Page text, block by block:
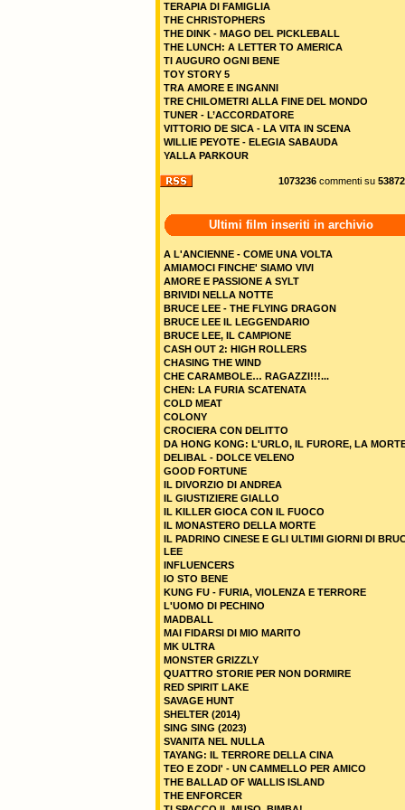
TERAPIA DI FAMIGLIA
THE CHRISTOPHERS
THE DINK - MAGO DEL PICKLEBALL
THE LUNCH: A LETTER TO AMERICA
TI AUGURO OGNI BENE
TOY STORY 5
TRA AMORE E INGANNI
TRE CHILOMETRI ALLA FINE DEL MONDO
TUNER - L’ACCORDATORE
VITTORIO DE SICA - LA VITA IN SCENA
WILLIE PEYOTE - ELEGIA SABAUDA
YALLA PARKOUR
1073236 commenti su 53872
Ultimi film inseriti in archivio
A L'ANCIENNE - COME UNA VOLTA
AMIAMOCI FINCHE' SIAMO VIVI
AMORE E PASSIONE A SYLT
BRIVIDI NELLA NOTTE
BRUCE LEE - THE FLYING DRAGON
BRUCE LEE IL LEGGENDARIO
BRUCE LEE, IL CAMPIONE
CASH OUT 2: HIGH ROLLERS
CHASING THE WIND
CHE CARAMBOLE… RAGAZZI!!!...
CHEN: LA FURIA SCATENATA
COLD MEAT
COLONY
CROCIERA CON DELITTO
DA HONG KONG: L'URLO, IL FURORE, LA
DELIBAL - DOLCE VELENO
GOOD FORTUNE
IL DIVORZIO DI ANDREA
IL GIUSTIZIERE GIALLO
IL KILLER GIOCA CON IL FUOCO
IL MONASTERO DELLA MORTE
IL PADRINO CINESE E GLI ULTIMI GIORNI DI
LEE
INFLUENCERS
IO STO BENE
KUNG FU - FURIA, VIOLENZA E TERRORE
L'UOMO DI PECHINO
MADBALL
MAI FIDARSI DI MIO MARITO
MK ULTRA
MONSTER GRIZZLY
QUATTRO STORIE PER NON DORMIRE
RED SPIRIT LAKE
SAVAGE HUNT
SHELTER (2014)
SING SING (2023)
SVANITA NEL NULLA
TAYANG: IL TERRORE DELLA CINA
TEO E ZODI' - UN CAMMELLO PER AMICO
THE BALLAD OF WALLIS ISLAND
THE ENFORCER